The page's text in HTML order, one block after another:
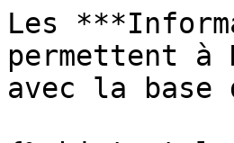
Les
permettent à
avec la base